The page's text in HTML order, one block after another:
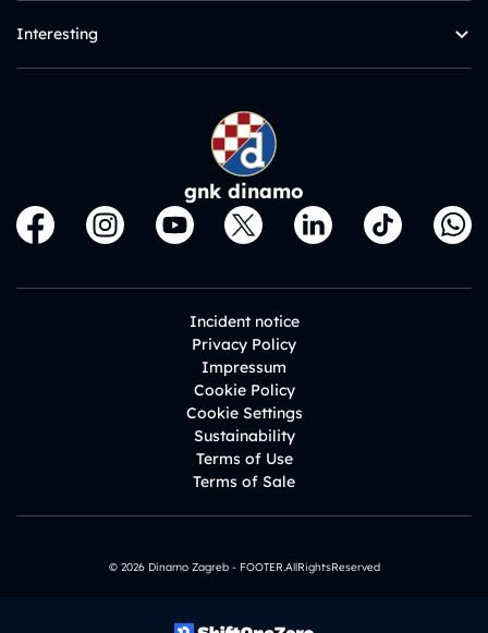
Interesting
gnk dinamo
Incident notice
Privacy Policy
Impressum
Cookie Policy
Cookie Settings
Sustainability
Terms of Use
Terms of Sale
© 2026 Dinamo Zagreb - FOOTER.AllRightsReserved